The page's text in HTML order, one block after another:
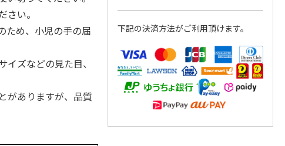
い。
ため、小児の手の届
イズなどの見た目、
がありますが、品質
下記の決済方法がご利用頂けます。